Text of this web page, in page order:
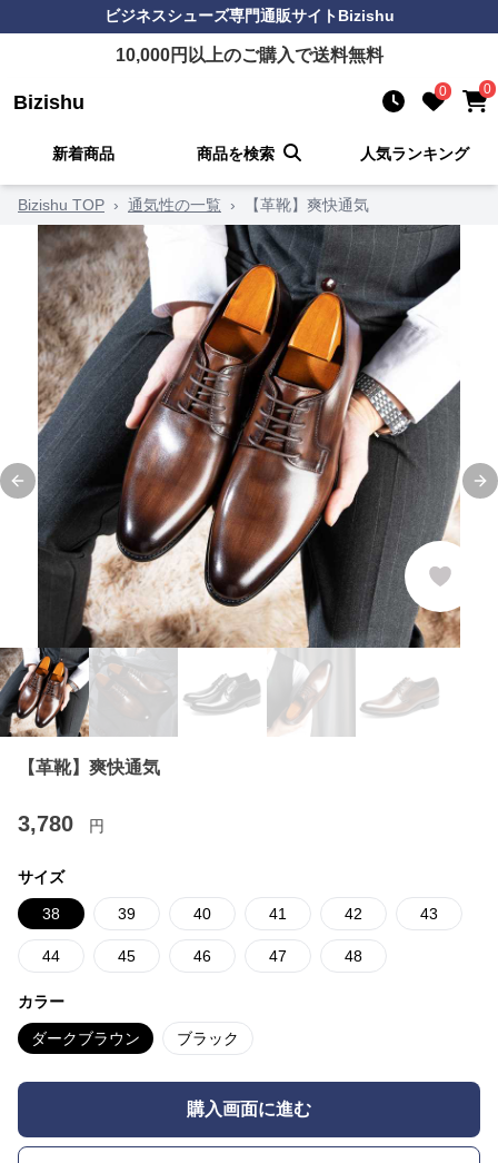
ビジネスシューズ専門通販サイトBizishu
10,000円以上のご購入で送料無料
Bizishu 0 0
新着商品 商品を検索 人気ランキング
Bizishu TOP › 通気性の一覧 › 【革靴】爽快通気
Previous slide
【革靴】爽快通気
3,780 円
サイズ
38 39 40 41 42 43
44 45 46 47 48
カラー
ダークブラウン ブラック
購入画面に進む